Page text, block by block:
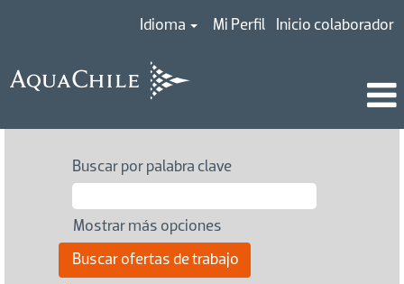
Idioma Mi Perfil Inicio colaborador
Buscar por palabra clave
Mostrar más opciones